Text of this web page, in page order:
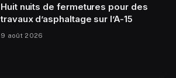
Huit nuits de fermetures pour des
travaux d’asphaltage sur l’A-15
9 août 2026